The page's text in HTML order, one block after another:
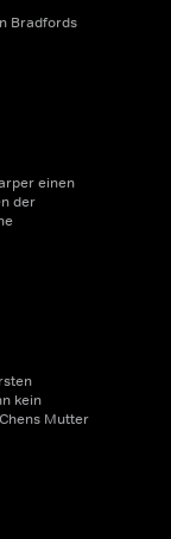
Bradfords
einen
der
kein
Mutter